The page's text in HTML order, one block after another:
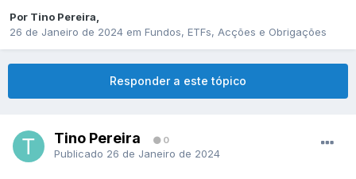
Por Tino Pereira,
26 de Janeiro de 2024 em Fundos, ETFs, Acções e Obrigações
Responder a este tópico
Tino Pereira 0
Publicado 26 de Janeiro de 2024